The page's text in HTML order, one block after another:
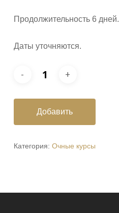
Продолжительность 6 дней.
Даты уточняются.
Добавить
Категория: Очные курсы